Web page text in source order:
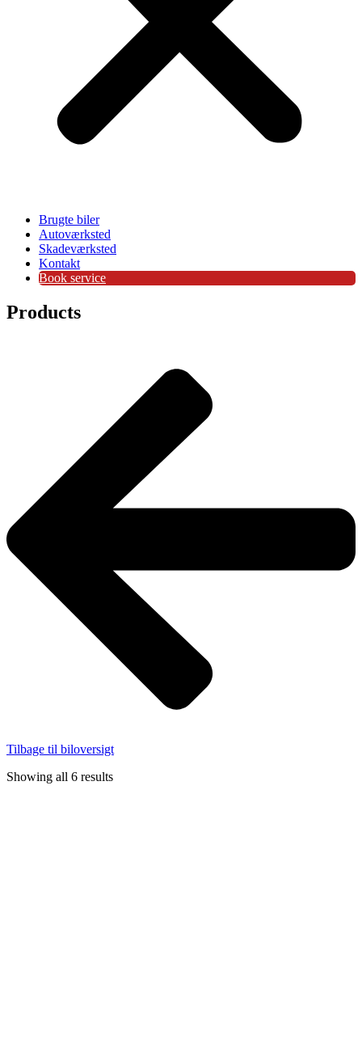
Brugte biler
Autoværksted
Skadeværksted
Kontakt
Book service
Products
Tilbage til biloversigt
Showing all 6 results